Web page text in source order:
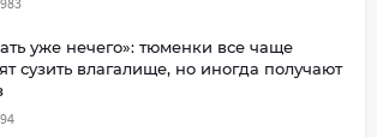
уже нечего»: тюменки все чаще
сузить влагалище, но иногда получают